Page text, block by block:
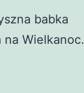
babka
na Wielkanoc.